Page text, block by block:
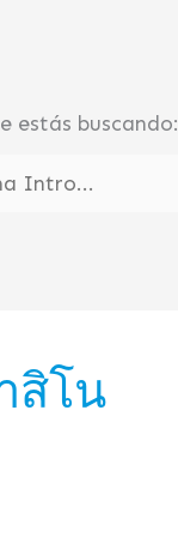
estás buscando:
สิโน